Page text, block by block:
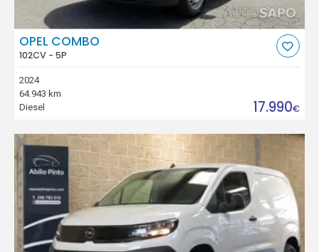
OPEL COMBO
102CV - 5P
2024
64.943 km
Diesel
17.990€